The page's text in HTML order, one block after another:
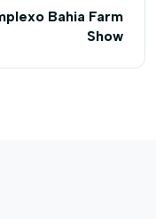
Bahia Farm
Show